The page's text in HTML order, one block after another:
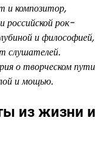
и композитор,
российской рок-
и философией,
слушателей.
о творческом пути
и мощью.
из жизни и